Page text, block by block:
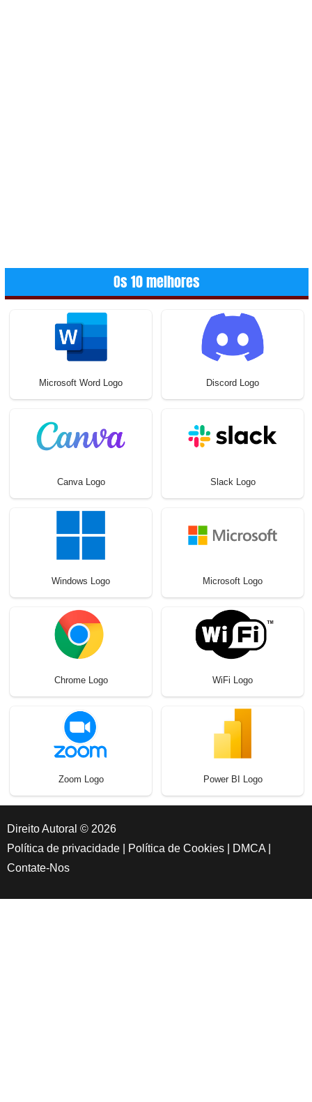
Os 10 melhores
Microsoft Word Logo Discord Logo
Canva Logo Slack Logo
Windows Logo Microsoft Logo
Chrome Logo WiFi Logo
Zoom Logo Power BI Logo
Direito Autoral © 2026
Política de privacidade
Política de Cookies DMCA|
Contate-Nos